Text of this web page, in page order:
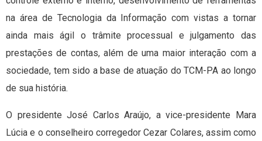
na área de Tecnologia da Informação com vistas a tornar
ainda mais ágil o trâmite processual e julgamento das
prestações de contas, além de uma maior interação com a
sociedade, tem sido a base de atuação do TCM-PA ao longo
de sua história.
O presidente José Carlos Araújo, a vice-presidente Mara
Lúcia e o conselheiro corregedor Cezar Colares, assim como